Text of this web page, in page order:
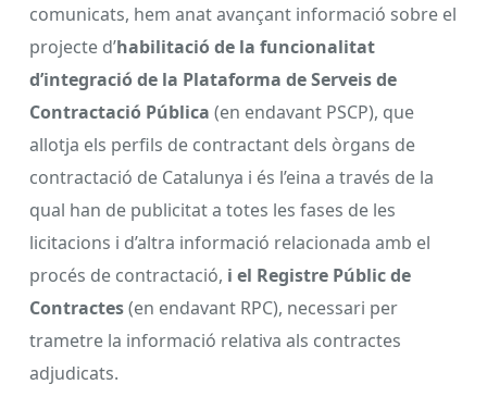
comunicats, hem anat avançant informació sobre el
projecte d’habilitació de la funcionalitat
d’integració de la Plataforma de Serveis de
Contractació Pública (en endavant PSCP), que
allotja els perfils de contractant dels òrgans de
contractació de Catalunya i és l’eina a través de la
qual han de publicitat a totes les fases de les
licitacions i d’altra informació relacionada amb el
procés de contractació, i el Registre Públic de
Contractes(en endavant RPC), necessari per
trametre la informació relativa als contractes
adjudicats.